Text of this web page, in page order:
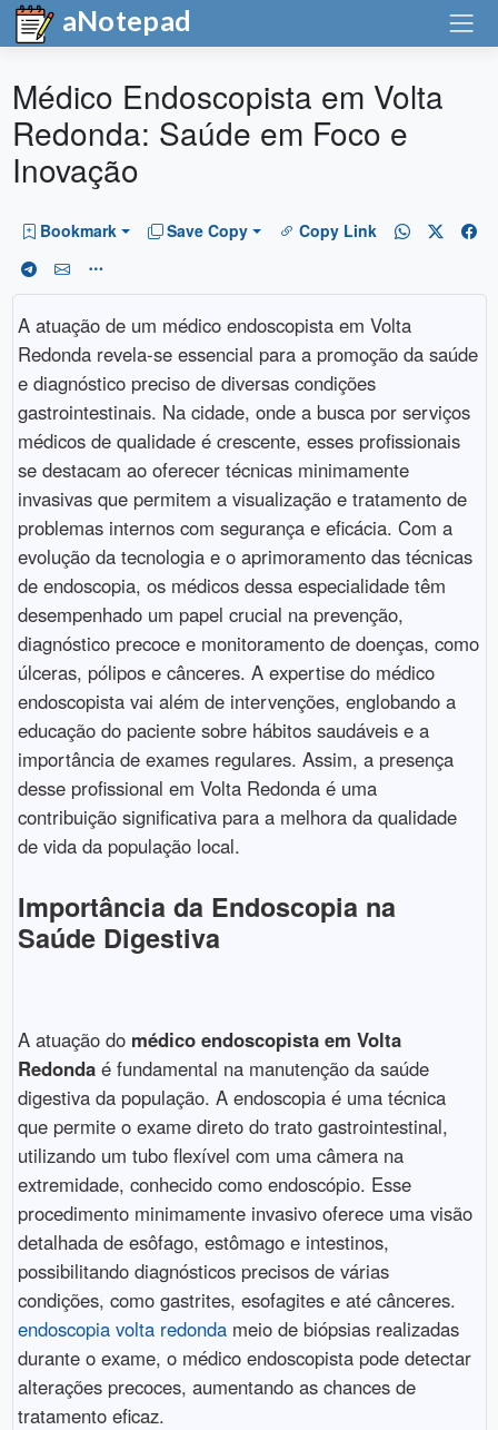
aNotepad
Médico Endoscopista em Volta
Redonda: Saúde em Foco e
Inovação
Bookmark Save Copy Copy Link
A atuação de um médico endoscopista em Volta
Redonda revela-se essencial para a promoção da saúde
e diagnóstico preciso de diversas condições
gastrointestinais. Na cidade, onde a busca por serviços
médicos de qualidade é crescente, esses profissionais
se destacam ao oferecer técnicas minimamente
invasivas que permitem a visualização e tratamento de
problemas internos com segurança e eficácia. Com a
evolução da tecnologia e o aprimoramento das técnicas
de endoscopia, os médicos dessa especialidade têm
desempenhado um papel crucial na prevenção,
diagnóstico precoce e monitoramento de doenças, como
úlceras, pólipos e cânceres. A expertise do médico
endoscopista vai além de intervenções, englobando a
educação do paciente sobre hábitos saudáveis e a
importância de exames regulares. Assim, a presença
desse profissional em Volta Redonda é uma
contribuição significativa para a melhora da qualidade
de vida da população local.
Importância da Endoscopia na
Saúde Digestiva
A atuação do médico endoscopista em Volta
Redondaé fundamental na manutenção da saúde
digestiva da população. A endoscopia é uma técnica
que permite o exame direto do trato gastrointestinal,
utilizando um tubo flexível com uma câmera na
extremidade, conhecido como endoscópio. Esse
procedimento minimamente invasivo oferece uma visão
detalhada de esôfago, estômago e intestinos,
possibilitando diagnósticos precisos de várias
condições, como gastrites, esofagites e até cânceres.
endoscopia volta redondameio de biópsias realizadas
durante o exame, o médico endoscopista pode detectar
alterações precoces, aumentando as chances de
tratamento eficaz.